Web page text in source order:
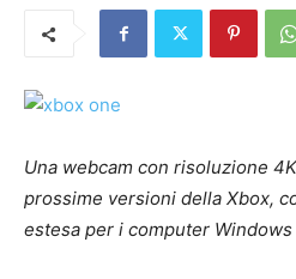
Una webcam con risoluzione
prossime versioni della Xbox,
estesa per i computer Windows